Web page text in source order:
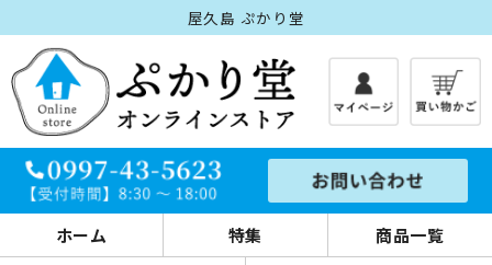
屋久島 ぷかり堂
ホーム 特集
商品一覧